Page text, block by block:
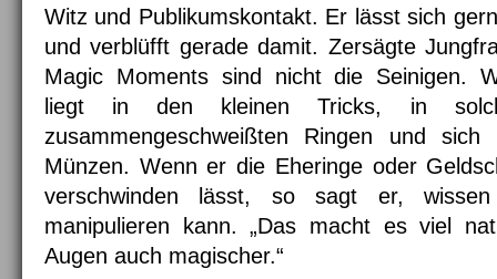
Witz und Publikumskontakt. Er lässt sich
und verblüfft gerade damit. Zersägte
Magic Moments sind nicht die Seinigen.
liegt in den kleinen Tricks, in
zusammengeschweißten Ringen und
Münzen. Wenn er die Eheringe oder
verschwinden lässt, so sagt er,
manipulieren kann. „Das macht es viel
Augen auch magischer.“